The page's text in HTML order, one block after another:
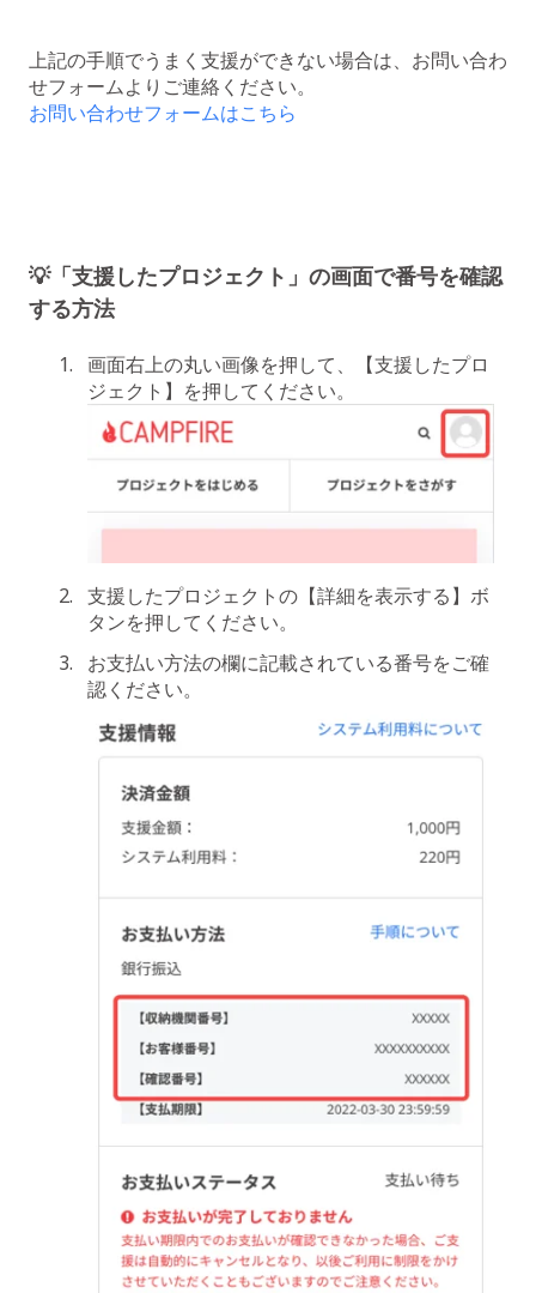
上記の手順でうまく支援ができない場合は、お問い合わ
せフォームよりご連絡ください。
お問い合わせフォームはこちら
💡「支援したプロジェクト」の画面で番号を確認
する方法
画面右上の丸い画像を押して、【支援したプロ
ジェクト】を押してください。
支援したプロジェクトの【詳細を表示する】ボ
タンを押してください。
お支払い方法の欄に記載されている番号をご確
認ください。